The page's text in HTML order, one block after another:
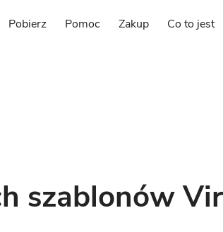
Pobierz Pomoc Zakup Co to jest
szablonów